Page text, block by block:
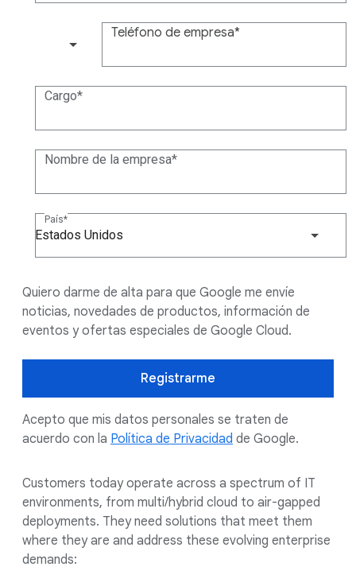
Teléfono de empresa
Cargo
Nombre de la empresa
País
Estados Unidos
Quiero darme de alta para que Google me envíe
noticias, novedades de productos, información de
eventos y ofertas especiales de Google Cloud.
Registrarme
Acepto que mis datos personales se traten de
acuerdo con la Política de Privacidad de Google.
Customers today operate across a spectrum of IT
environments, from multi/hybrid cloud to air-gapped
deployments. They need solutions that meet them
where they are and address these evolving enterprise
demands: